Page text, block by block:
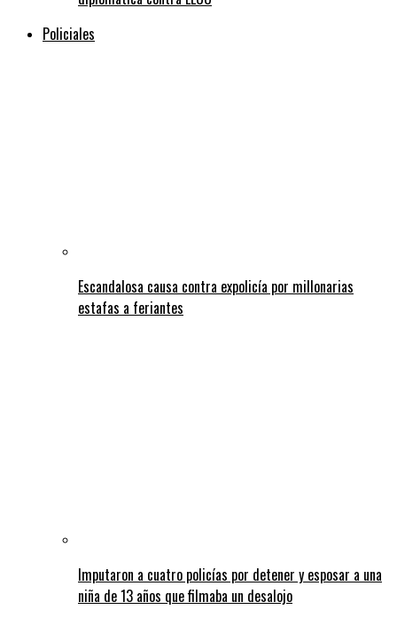
Policiales
Escandalosa causa contra expolicía por millonarias
estafas a feriantes
Imputaron a cuatro policías por detener y esposar a una
niña de 13 años que filmaba un desalojo